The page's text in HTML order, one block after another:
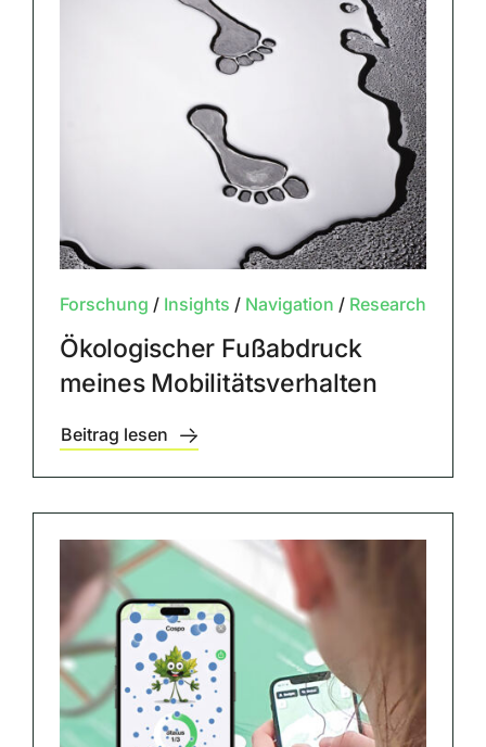
Forschung / Insights / Navigation / Research
Ökologischer Fußabdruck
meines Mobilitätsverhalten
Beitrag lesen